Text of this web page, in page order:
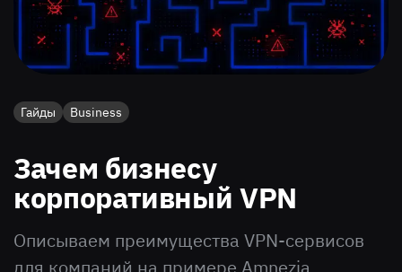
Гайды Business
Зачем бизнесу
корпоративный VPN
Описываем преимущества VPN-сервисов